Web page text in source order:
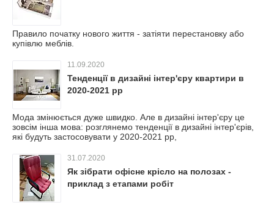
Правило початку нового життя - затіяти перестановку або
купівлю меблів.
11.09.2020
Тенденції в дизайні інтер'єру квартири в
2020-2021 рр
Мода змінюється дуже швидко. Але в дизайні інтер'єру це
зовсім інша мова: розглянемо тенденції в дизайні інтер'єрів,
які будуть застосовувати у 2020-2021 рр,
31.07.2020
Як зібрати офісне крісло на полозах -
приклад з етапами робіт